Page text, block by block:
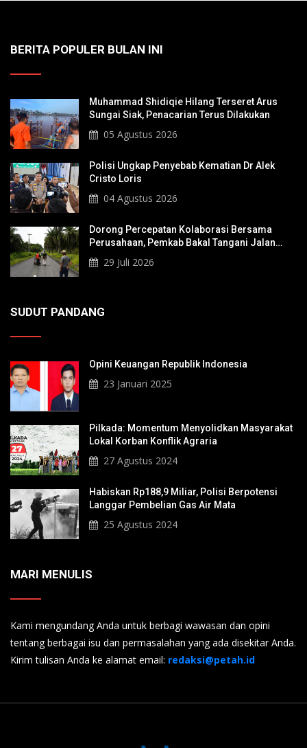
BERITA POPULER BULAN INI
Muhammad Shidiqie Hilang Terseret Arus
Sungai Siak, Penacarian Terus Dilakukan
05 Agustus 2026
Polisi Ungkap Penyebab Kematian Dr Alek
Cristo Loris
04 Agustus 2026
Dorong Percepatan Kolaborasi Bersama
Perusahaan, Pemkab Bakal Tangani Jalan
KITB - Sungai Rawa Yang Rusak
29 Juli 2026
SUDUT PANDANG
Opini Keuangan Republik Indonesia
23 Januari 2025
Pilkada: Momentum Menyolidkan Masyarakat
Lokal Korban Konflik Agraria
27 Agustus 2024
Habiskan Rp188,9 Miliar, Polisi Berpotensi
Langgar Pembelian Gas Air Mata
25 Agustus 2024
MARI MENULIS
Kami mengundang Anda untuk berbagi wawasan dan opini
tentang berbagai isu dan permasalahan yang ada disekitar Anda.
Kirim tulisan Anda ke alamat email: redaksi@petah.id